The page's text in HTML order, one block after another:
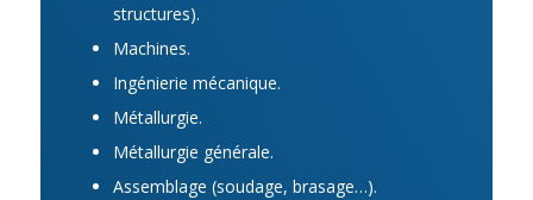
structures).
Machines.
Ingénierie mécanique.
Métallurgie.
Métallurgie générale.
Assemblage (soudage, brasage…).